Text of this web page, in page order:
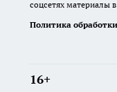
соцсетях материалы
Политика
16+